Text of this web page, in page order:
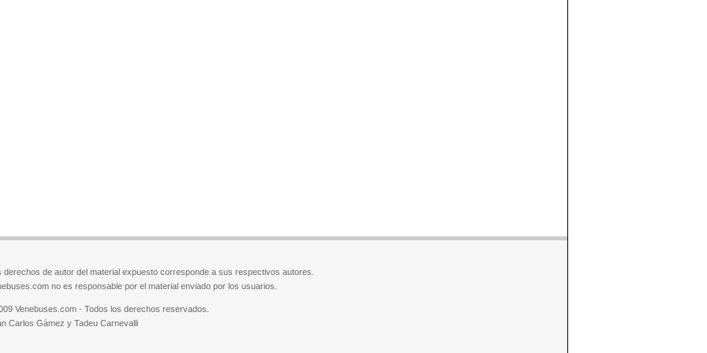
derechos de autor del material expuesto corresponde a sus respectivos autores.
no es responsable por el material enviado por los usuarios.
Venebuses.com - Todos los derechos reservados.
Carlos Gámez y Tadeu Carnevalli